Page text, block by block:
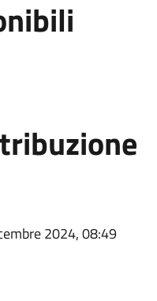
2024, 08:49